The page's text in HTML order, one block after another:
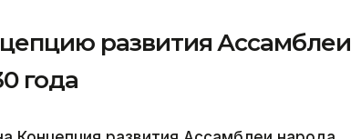
развития Ассамблеи
года